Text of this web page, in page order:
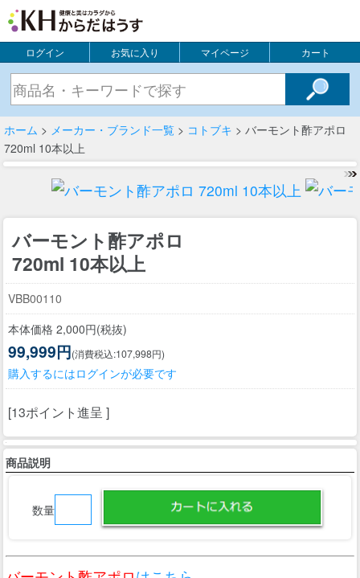
ログイン お気に入り マイページ カート
ホーム > メーカー・ブランド一覧 > コトブキ > バーモント酢アポロ
720ml 10本以上
バーモント酢アポロ
720ml 10本以上
VBB00110
本体価格 2,000円(税抜)
99,999円(消費税込:107,998円)
購入するにはログインが必要です
[13ポイント進呈 ]
商品説明
数量